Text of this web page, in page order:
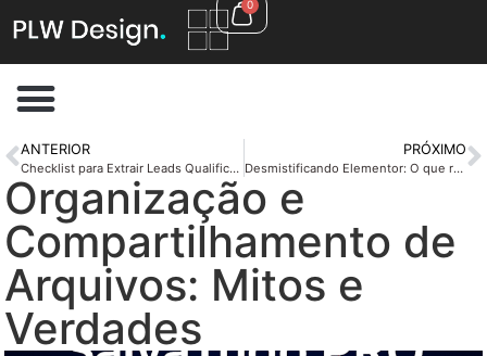
0
ANTERIOR
Checklist para Extrair Leads Qualificados do Instagram
PRÓXIMO
Desmistificando Elementor: O que realmente funciona?
Organização e
Compartilhamento de
Arquivos: Mitos e
Verdades